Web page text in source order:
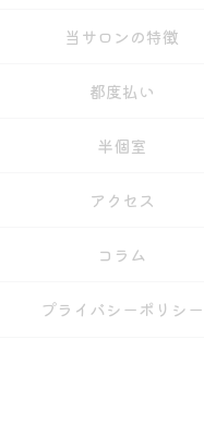
当サロンの特徴
都度払い
半個室
アクセス
コラム
プライバシーポリシー